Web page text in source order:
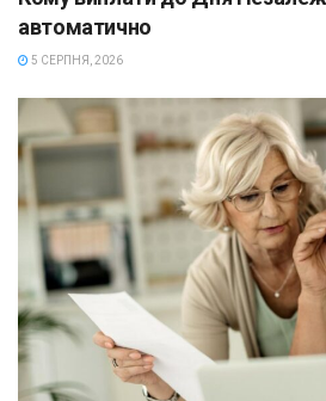
автоматично
5 СЕРПНЯ, 2026